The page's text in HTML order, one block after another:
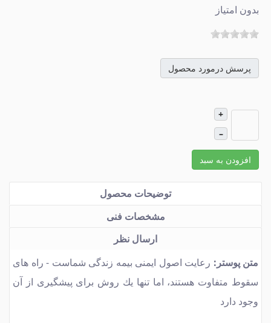
بدون امتیاز
پرسش درمورد محصول
+
–
افزودن به سبد
توضیحات محصول
مشخصات فنی
ارسال نظر
متن پوستر: رعایت اصول ایمنی بیمه زندگی شماست - راه های
سقوط متفاوت هستند، اما تنها یك روش برای پیشگیری از آن
وجود دارد